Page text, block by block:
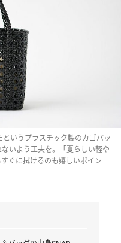
いうプラスチック製のカゴバッ
いよう工夫を。「夏らしい軽や
ぐに拭けるのも嬉しいポイン